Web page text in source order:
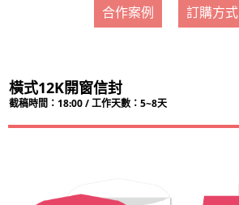
西式10K彩色信封
歐式10K彩色信封
12K開窗彩色信封
歐式12K彩色信封
歐式15K彩色信封
歐式大15K彩色信封
歐式16K彩色信封
合作案例 訂購方式
橫式12K開窗信封
截稿時間：18:00 / 工作天數：5~8天